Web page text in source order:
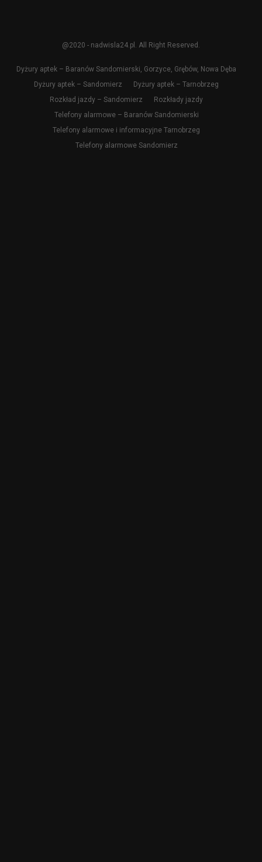
@2020 - nadwisla24.pl. All Right Reserved.
Dyżury aptek – Baranów Sandomierski, Gorzyce, Grębów, Nowa Dęba
Dyżury aptek – Sandomierz
Dyżury aptek – Tarnobrzeg
Rozkład jazdy – Sandomierz
Rozkłady jazdy
Telefony alarmowe – Baranów Sandomierski
Telefony alarmowe i informacyjne Tarnobrzeg
Telefony alarmowe Sandomierz